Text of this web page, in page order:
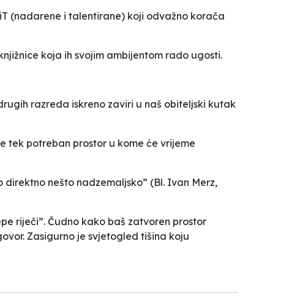
(nadarene i talentirane) koji odvažno korača
koja ih svojim ambijentom rado ugosti.
razreda iskreno zaviri u naš obiteljski kutak
tek potreban prostor u kome će vrijeme
direktno nešto nadzemaljsko” (Bl. Ivan Merz,
riječi”. Čudno kako baš zatvoren prostor
Zasigurno je svjetogled tišina koju